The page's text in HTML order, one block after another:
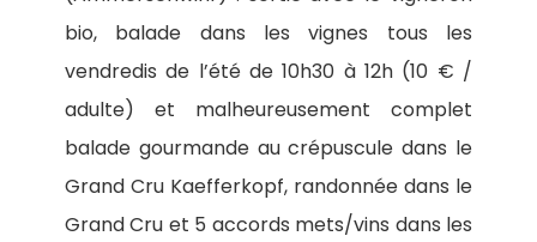
bio, balade dans les vignes tous les
vendredis de l’été de 10h30 à 12h (10 € /
adulte) et malheureusement complet
balade gourmande au crépuscule dans le
Grand Cru Kaefferkopf, randonnée dans le
Grand Cru et 5 accords mets/vins dans les